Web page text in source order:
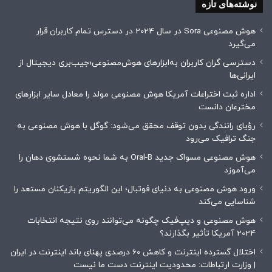
نوشته‌های تازه
هوش مصنوعی Sora در سال 2024 در دسترس تمام کاربران قرار
می‌گیرد
دسترسی گران کاربران به‌ابزارهای هوش‌مصنوعی؛جیب‌بری دیجیتال از
ایرانی‌ها
اداره ثبت اختراعات آمریکا هوش مصنوعی مولد را معادل سایر ابزارهای
مخترعان دانست
رؤیای رانندگی بدون توقف محقق می‌شود: گوگل با هوش مصنوعی به
جنگ ترافیک می‌رود
هوش مصنوعی مسواک جدید Oral-B به شما نحوه شستشوی دهان را
می‌آموزد
ورود هوش مصنوعی به دنیای فوتبال؛ این الگوریتم بازیکنان مستعد را
شناسایی می‌کند
هوش مصنوعی و دیپ‌فیک چگونه می‌توانند روی نتیجه انتخابات
2024 آمریکا تأثیر بگذارند؟
اختلال گسترده اینترنت و کاهش 60 درصدی پهنای باند اینترنت در ایران
| وزارت ارتباطات: محدودیت‌ اینترنت دست ما نیست